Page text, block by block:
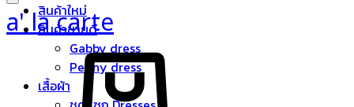
สินค้าใหม่
สินค้าขายดี
Gabby dress
Peony dress
เสื้อผ้า
a' la carte